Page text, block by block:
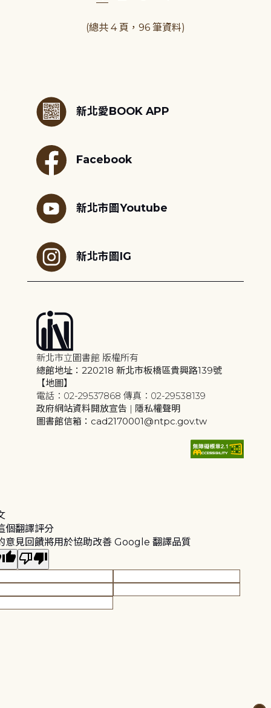
(總共 4 頁，96 筆資料)
新北愛BOOK APP
Facebook
新北市圖Youtube
新北市圖IG
新北市立圖書館 版權所有
總館地址：220218 新北市板橋區貴興路139號
【地圖】
電話：02-29537868 傳真：02-29538139
政府網站資料開放宣告 | 隱私權聲明
圖書館信箱：cad2170001@ntpc.gov.tw
個翻譯評分
意見回饋將用於協助改善 Google 翻譯品質